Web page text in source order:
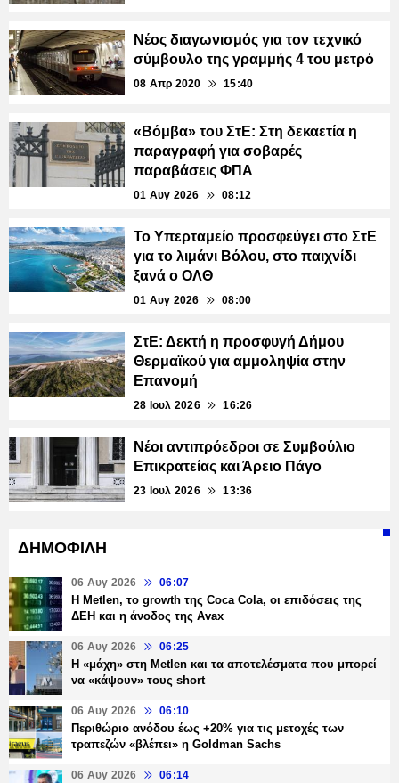
Νέος διαγωνισμός για τον τεχνικό
σύμβουλο της γραμμής 4 του μετρό
08 Απρ 2020 15:40
«Βόμβα» του ΣτΕ: Στη δεκαετία η
παραγραφή για σοβαρές
παραβάσεις ΦΠΑ
01 Αυγ 2026 08:12
Το Υπερταμείο προσφεύγει στο ΣτΕ
για το λιμάνι Βόλου, στο παιχνίδι
ξανά ο ΟΛΘ
01 Αυγ 2026 08:00
ΣτΕ: Δεκτή η προσφυγή Δήμου
Θερμαϊκού για αμμοληψία στην
Επανομή
28 Ιουλ 2026 16:26
Νέοι αντιπρόεδροι σε Συμβούλιο
Επικρατείας και Άρειο Πάγο
23 Ιουλ 2026 13:36
ΔΗΜΟΦΙΛΗ
06 Αυγ 2026 06:07
H Metlen, το growth της Coca Cola, οι επιδόσεις της
ΔΕΗ και η άνοδος της Avax
06 Αυγ 2026 06:25
H «μάχη» στη Metlen και τα αποτελέσματα που μπορεί
να «κάψουν» τους short
06 Αυγ 2026 06:10
Περιθώριο ανόδου έως +20% για τις μετοχές των
τραπεζών «βλέπει» η Goldman Sachs
06 Αυγ 2026 06:14